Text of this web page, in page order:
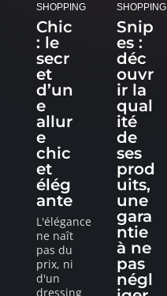
SHOPPING
Chic
: le
secr
et
d’un
e
allur
e
chic
et
élég
ante
L'élégance
ne naît
pas du
prix, ni
d'un
dressing
SHOPPING
Snip
es :
déc
ouvr
ir la
qual
ité
de
ses
prod
uits,
une
gara
ntie
à ne
pas
négl